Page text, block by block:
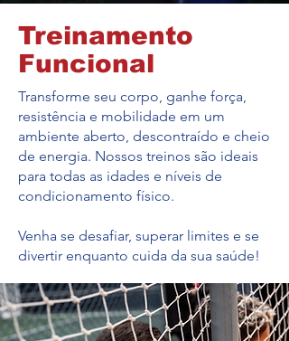
Treinamento
Funcional
Transforme seu corpo, ganhe força,
resistência e mobilidade em um
ambiente aberto, descontraído e cheio
de energia. Nossos treinos são ideais
para todas as idades e níveis de
condicionamento físico.
Venha se desafiar, superar limites e se
divertir enquanto cuida da sua saúde!